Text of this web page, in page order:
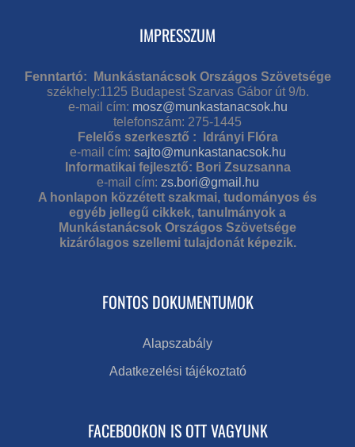
IMPRESSZUM
Fenntartó: Munkástanácsok Országos Szövetsége
székhely:1125 Budapest Szarvas Gábor út 9/b.
e-mail cím: mosz@munkastanacsok.hu
telefonszám: 275-1445
Felelős szerkesztő : Idrányi Flóra
e-mail cím: sajto@munkastanacsok.hu
Informatikai fejlesztő: Bori Zsuzsanna
e-mail cím: zs.bori@gmail.hu
A honlapon közzétett szakmai, tudományos és
egyéb jellegű cikkek, tanulmányok a
Munkástanácsok Országos Szövetsége
kizárólagos szellemi tulajdonát képezik.
FONTOS DOKUMENTUMOK
Alapszabály
Adatkezelési tájékoztató
FACEBOOKON IS OTT VAGYUNK